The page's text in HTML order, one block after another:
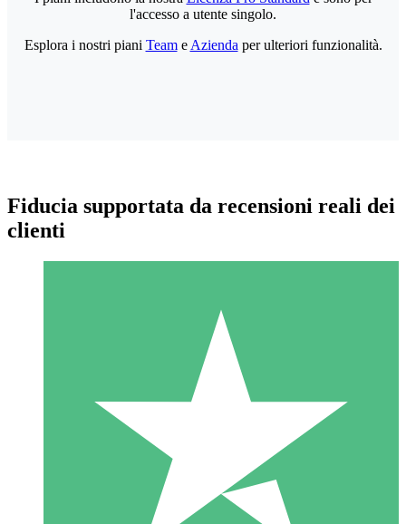
Pacchetti di Crediti Individuali
Paga a consumo con crediti di download. Nessun impegno
1 Download
10
l'accesso a utente singolo.
Esplora i nostri piani Teame Azienda per ulteriori funzionalità.
Fiducia supportata da recensioni reali dei
clienti